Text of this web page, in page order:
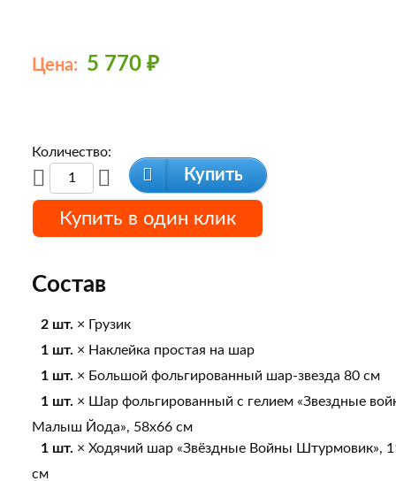
Цена: 5 770 ₽
Количество:
Купить
Купить в один клик
Состав
2 шт. × Грузик
1 шт. × Наклейка простая на шар
1 шт. × Большой фольгированный шар-звезда 80 см
1 шт. × Шар фольгированный с гелием «Звездные
Малыш Йода», 58х66 см
1 шт. × Ходячий шар «Звёздные Войны Штурмовик»,
см